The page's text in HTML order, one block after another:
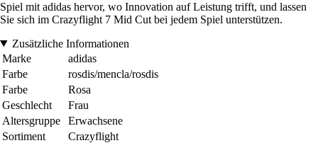
Spiel mit adidas hervor, wo Innovation auf Leistung trifft, und lassen
Sie sich im Crazyflight 7 Mid Cut bei jedem Spiel unterstützen.
Zusätzliche Informationen
Marke
adidas
Farbe
rosdis/mencla/rosdis
Farbe
Rosa
Geschlecht
Frau
Altersgruppe
Erwachsene
Sortiment
Crazyflight